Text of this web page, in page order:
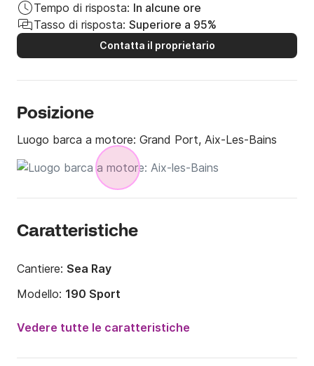
Tempo di risposta: In alcune ore
Tasso di risposta: Superiore a 95%
Contatta il proprietario
Posizione
Luogo barca a motore: Grand Port, Aix-Les-Bains
Caratteristiche
Cantiere: Sea Ray
Modello: 190 Sport
200CV
Vedere tutte le caratteristiche